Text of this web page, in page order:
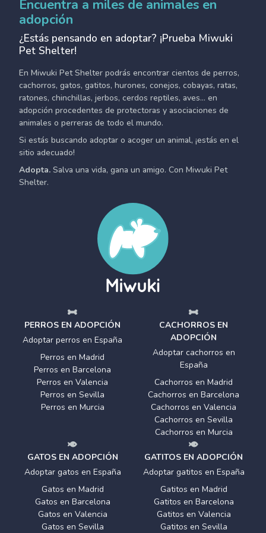
Encuentra a miles de animales en
adopción
¿Estás pensando en adoptar? ¡Prueba Miwuki
Pet Shelter!
En Miwuki Pet Shelter podrás encontrar cientos de perros,
cachorros, gatos, gatitos, hurones, conejos, cobayas, ratas,
ratones, chinchillas, jerbos, cerdos reptiles, aves... en
adopción procedentes de protectoras y asociaciones de
animales o perreras de todo el mundo.
Si estás buscando adoptar o acoger un animal, ¡estás en el
sitio adecuado!
Adopta. Salva una vida, gana un amigo. Con Miwuki Pet
Shelter.
PERROS EN ADOPCIÓN
Adoptar perros en España
Perros en Madrid
Perros en Barcelona
Perros en Valencia
Perros en Sevilla
Perros en Murcia
CACHORROS EN
ADOPCIÓN
Adoptar cachorros en
España
Cachorros en Madrid
Cachorros en Barcelona
Cachorros en Valencia
Cachorros en Sevilla
Cachorros en Murcia
GATOS EN ADOPCIÓN
Adoptar gatos en España
Gatos en Madrid
Gatos en Barcelona
Gatos en Valencia
Gatos en Sevilla
GATITOS EN ADOPCIÓN
Adoptar gatitos en España
Gatitos en Madrid
Gatitos en Barcelona
Gatitos en Valencia
Gatitos en Sevilla